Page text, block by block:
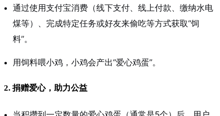
通过使用支付宝消费（线下支付、线上付款、缴纳水电
煤等）、完成特定任务或好友来偷吃等方式获取“饲
料”。
用饲料喂小鸡，小鸡会产出“爱心鸡蛋”。
2. 捐赠爱心，助力公益